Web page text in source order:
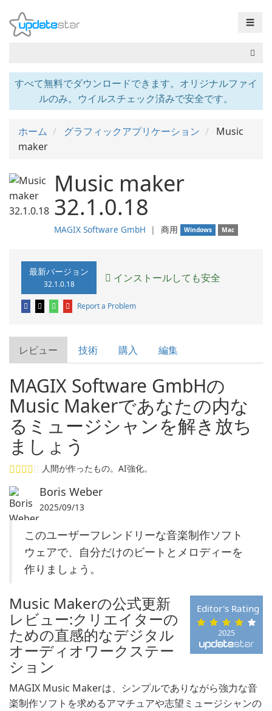
☰
すべて無料でダウンロードできます。オリジナルファイ
ルのみ。ウイルスチェック済みで安全です。
ホーム グラフィックアプリケーション
Music
maker
Music maker
32.1.0.18
MAGIX Software GmbH ❘ 商用 Windows Mac
最新バージョン
32.1.0.18 インストールしても安全
Report a Problem
レビュー 技術 購入 編集
MAGIX Software GmbHの
Music Makerであなたの内な
るミュージシャンを解き放ち
ましょう
人間が作ったもの。AI強化。
Boris Weber
2025/09/13
このユーザーフレンドリーな音楽制作ソフト
ウェアで、自分だけのビートとメロディーを
作りましょう。
2025
Editor's Rating
Music Makerの公式更新
レビュー:クリエイターの
ための直感的なデジタル
オーディオワークステー
ション
MAGIX Music Makerは、シンプルでありながら強力な音
楽制作ソフトを求めるアマチュアや志望ミュージシャンの